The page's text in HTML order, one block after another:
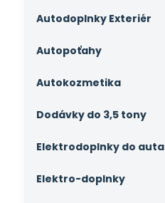
Autodoplnky Exteriér
Autopoťahy
Autokozmetika
Dodávky do 3,5 tony
Elektrodoplnky do auta
Elektro-doplnky